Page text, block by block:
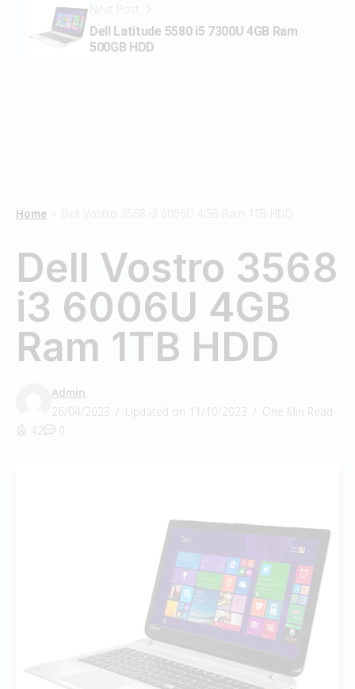
Next Post
Dell Latitude 5580 i5 7300U 4GB Ram
500GB HDD
Home Dell Vostro 3568 i3 6006U 4GB Ram 1TB HDD
Dell Vostro 3568
i3 6006U 4GB
Ram 1TB HDD
Admin
26/04/2023
Updated on 11/10/2023
One Min Read
42
0